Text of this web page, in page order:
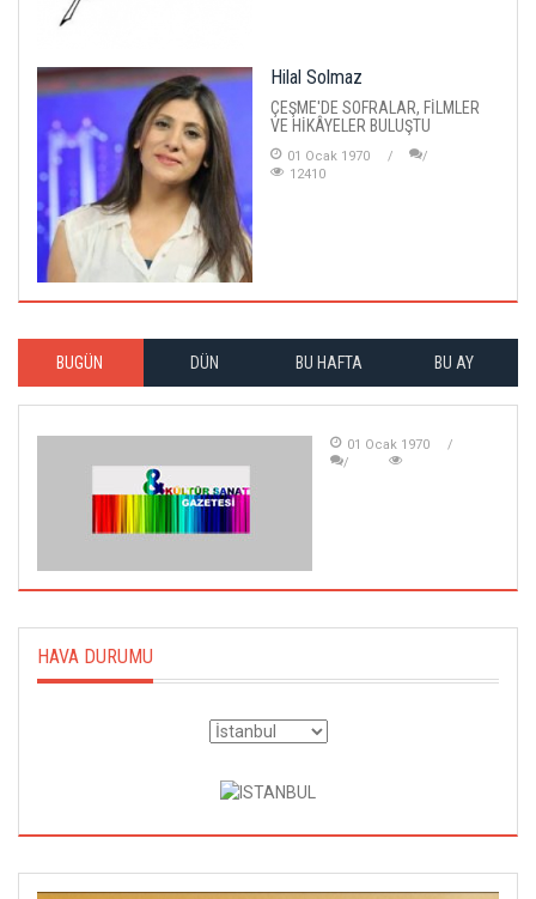
Hilal Solmaz
ÇEŞME'DE SOFRALAR, FİLMLER
VE HİKÂYELER BULUŞTU
01 Ocak 1970
12410
BUGÜN DÜN BU HAFTA BU AY
01 Ocak 1970
HAVA DURUMU